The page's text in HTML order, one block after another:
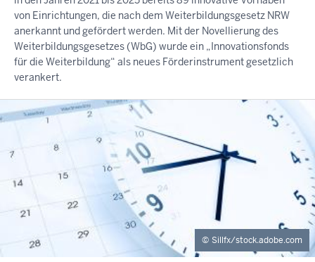
von Einrichtungen, die nach dem Weiterbildungsgesetz NRW
anerkannt und gefördert werden. Mit der Novellierung des
Weiterbildungsgesetzes (WbG) wurde ein „Innovationsfonds
für die Weiterbildung“ als neues Förderinstrument gesetzlich
verankert.
Sillfx/stock.adobe.com